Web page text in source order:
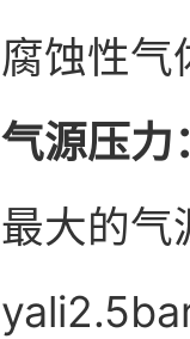
腐蚀性
气源压力
最大的